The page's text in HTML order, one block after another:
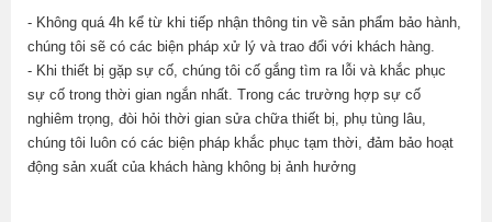
- Không quá 4h kể từ khi tiếp nhận thông tin về sản phẩm bảo hành,
chúng tôi sẽ có các biện pháp xử lý và trao đổi với khách hàng.
- Khi thiết bị gặp sự cố, chúng tôi cố gắng tìm ra lỗi và khắc phục
sự cố trong thời gian ngắn nhất. Trong các trường hợp sự cố
nghiêm trọng, đòi hỏi thời gian sửa chữa thiết bị, phụ tùng lâu,
chúng tôi luôn có các biện pháp khắc phục tạm thời, đảm bảo hoạt
động sản xuất của khách hàng không bị ảnh hưởng